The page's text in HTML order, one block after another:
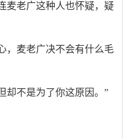
麦老广这种人也怀疑，疑
，麦老广决不会有什么毛
却不是为了你这原因。”